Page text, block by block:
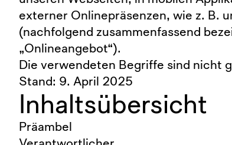
externer Onlinepräsenzen, wie z. B.
(nachfolgend zusammenfassend
„Onlineangebot“).
Die verwendeten Begriffe sind nicht
Stand: 9. April 2025
Inhaltsübersicht
Präambel